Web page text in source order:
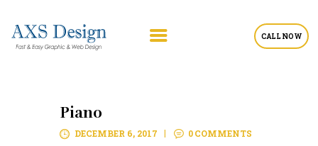
CALL NOW
Piano
DECEMBER 6, 2017 0COMMENTS